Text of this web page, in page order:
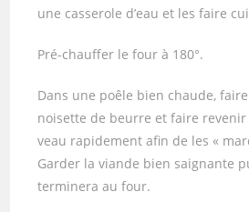
une casserole d’eau et les faire
Pré-chauffer le four à 180°.
Dans une poêle bien chaude,
noisette de beurre et faire
veau rapidement afin de les «
Garder la viande bien saignante
terminera au four.